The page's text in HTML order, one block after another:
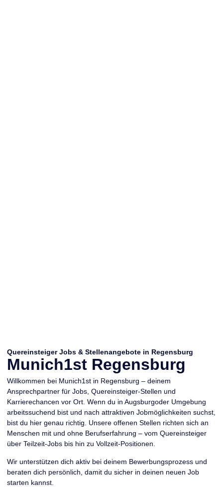
Quereinsteiger Jobs & Stellenangebote in Regensburg
Munich1st Regensburg
Willkommen bei Munich1st in Regensburg – deinem
Ansprechpartner für Jobs, Quereinsteiger-Stellen und
Karrierechancen vor Ort. Wenn du in Augsburgoder Umgebung
arbeitssuchend bist und nach attraktiven Jobmöglichkeiten suchst,
bist du hier genau richtig. Unsere offenen Stellen richten sich an
Menschen mit und ohne Berufserfahrung – vom Quereinsteiger
über Teilzeit-Jobsbis hin zu Vollzeit-Positionen.
Wir unterstützen dich aktiv bei deinem Bewerbungsprozess und
beraten dich persönlich, damit du sicher in deinen neuen Job
starten kannst.